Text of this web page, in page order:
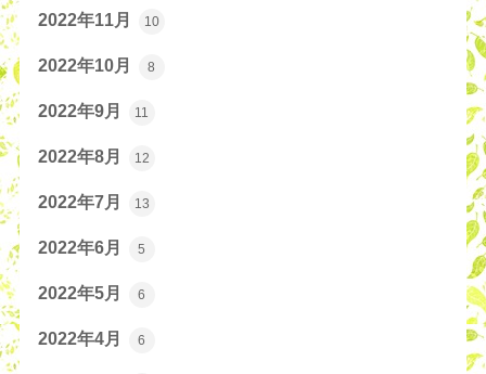
2022年11月 10
2022年10月 8
2022年9月 11
2022年8月 12
2022年7月 13
2022年6月 5
2022年5月 6
2022年4月 6